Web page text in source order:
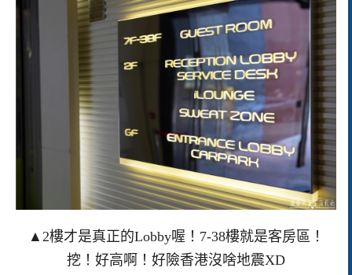
▲2樓才是真正的Lobby喔！7-38樓就是客房區！
挖！好高啊！好險香港沒啥地震XD